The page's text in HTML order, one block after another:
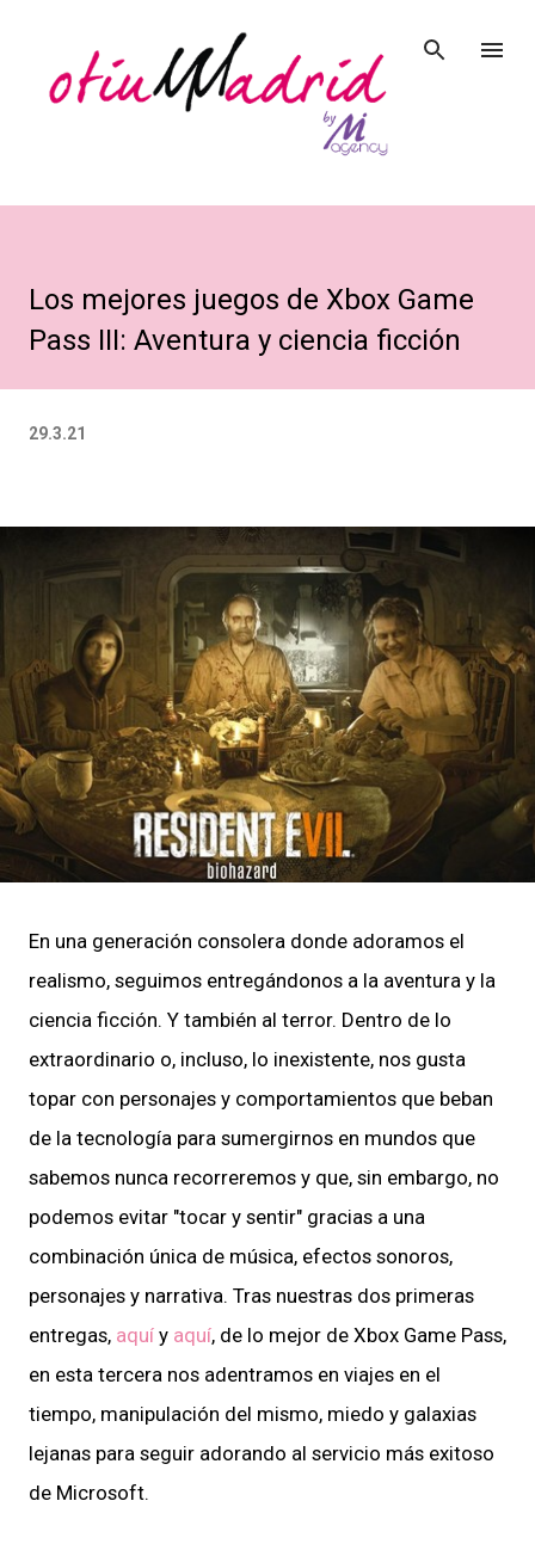
Ir al contenido principal
Los mejores juegos de Xbox Game
Pass III: Aventura y ciencia ficción
29.3.21
En una generación consolera donde adoramos el
realismo, seguimos entregándonos a la aventura y la
ciencia ficción. Y también al terror. Dentro de lo
extraordinario o, incluso, lo inexistente, nos gusta
topar con personajes y comportamientos que beban
de la tecnología para sumergirnos en mundos que
sabemos nunca recorreremos y que, sin embargo, no
podemos evitar "tocar y sentir" gracias a una
combinación única de música, efectos sonoros,
personajes y narrativa. Tras nuestras dos primeras
entregas, aquí y aquí, de lo mejor de Xbox Game Pass,
en esta tercera nos adentramos en viajes en el
tiempo, manipulación del mismo, miedo y galaxias
lejanas para seguir adorando al servicio más exitoso
de Microsoft.